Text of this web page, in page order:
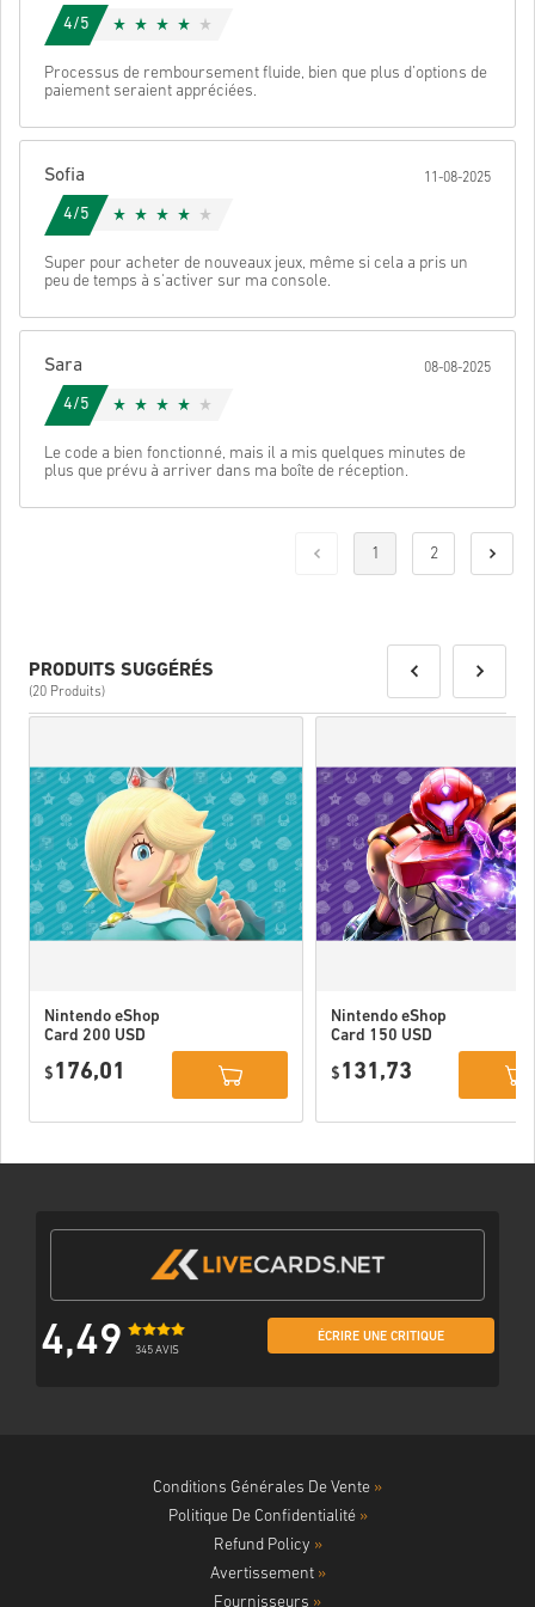
4/5
Processus de remboursement fluide, bien que plus d’options de
paiement seraient appréciées.
Sofia 11-08-2025
4/5
Super pour acheter de nouveaux jeux, même si cela a pris un
peu de temps à s'activer sur ma console.
Sara 08-08-2025
4/5
Le code a bien fonctionné, mais il a mis quelques minutes de
plus que prévu à arriver dans ma boîte de réception.
1 2
PRODUITS SUGGÉRÉS
(20 Produits)
Nintendo eShop
Card 200 USD
$ 176,01
Nintendo eShop
Card 150 USD
$ 131,73
4,49 345 AVIS
ÉCRIRE UNE CRITIQUE
Conditions Générales De Vente »
Politique De Confidentialité »
Refund Policy »
Avertissement »
Fournisseurs »